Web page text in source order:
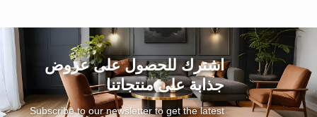
اشترك للحصول على عروض
جذابة على منتجاتنا
Subscribe to our newsletter to get the latest